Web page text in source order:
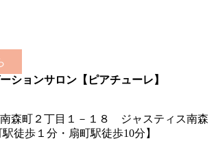
ションサロン【ピアチューレ】
森町２丁目１－１８ ジャスティス南森
徒歩１分・扇町駅徒歩10分】